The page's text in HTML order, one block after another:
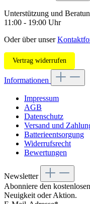
Unterstützung und
11:00 - 19:00 Uhr
Oder über unser
Vertrag widerrufen
Informationen
Impressum
AGB
Datenschutz
Versand und
Batterieentsorgung
Widerrufsrecht
Bewertungen
Newsletter
Abonniere den
Neuigkeit oder Aktion.